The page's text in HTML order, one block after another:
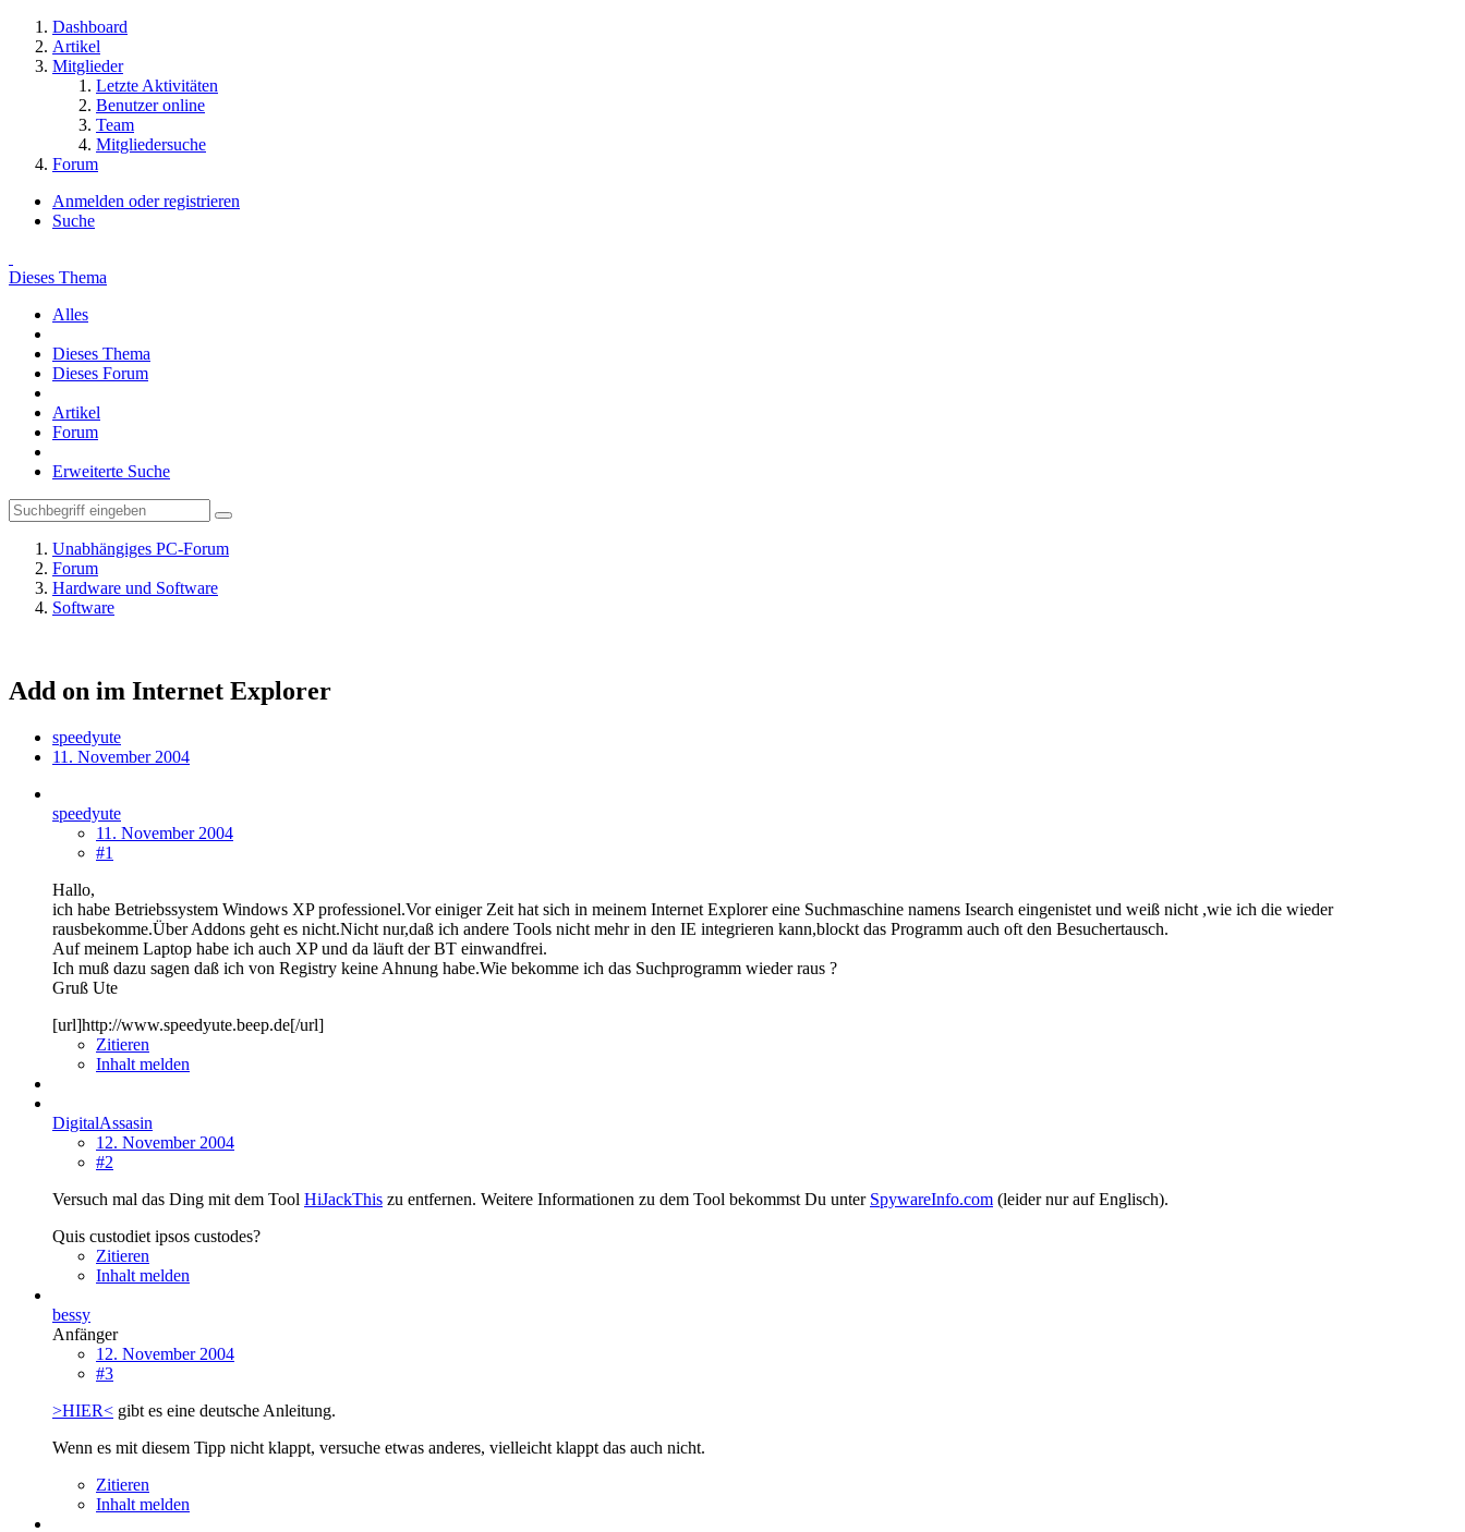
Dashboard
Artikel
Mitglieder
Letzte Aktivitäten
Benutzer online
Team
Mitgliedersuche
Forum
Anmelden oder registrieren
Suche
Dieses Thema
Alles
Dieses Thema
Dieses Forum
Artikel
Forum
Erweiterte Suche
Unabhängiges PC-Forum
Forum
Hardware und Software
Software
Add on im Internet Explorer
speedyute
11. November 2004
speedyute
11. November 2004
#1
Hallo,
ich habe Betriebssystem Windows XP professionel.Vor einiger Zeit hat sich in meinem Internet Explorer eine Suchmaschine namens Isearch eingenistet und weiß nicht ,wie ich die wieder
rausbekomme.Über Addons geht es nicht.Nicht nur,daß ich andere Tools nicht mehr in den IE integrieren kann,blockt das Programm auch oft den Besuchertausch.
Auf meinem Laptop habe ich auch XP und da läuft der BT einwandfrei.
Ich muß dazu sagen daß ich von Registry keine Ahnung habe.Wie bekomme ich das Suchprogramm wieder raus ?
Gruß Ute
[url]http://www.speedyute.beep.de[/url]
Zitieren
Inhalt melden
DigitalAssasin
12. November 2004
#2
Versuch mal das Ding mit dem Tool HiJackThis zu entfernen. Weitere Informationen zu dem Tool bekommst Du unter SpywareInfo.com (leider nur auf Englisch).
Quis custodiet ipsos custodes?
Zitieren
Inhalt melden
bessy
Anfänger
12. November 2004
#3
>HIER< gibt es eine deutsche Anleitung.
Wenn es mit diesem Tipp nicht klappt, versuche etwas anderes, vielleicht klappt das auch nicht.
Zitieren
Inhalt melden